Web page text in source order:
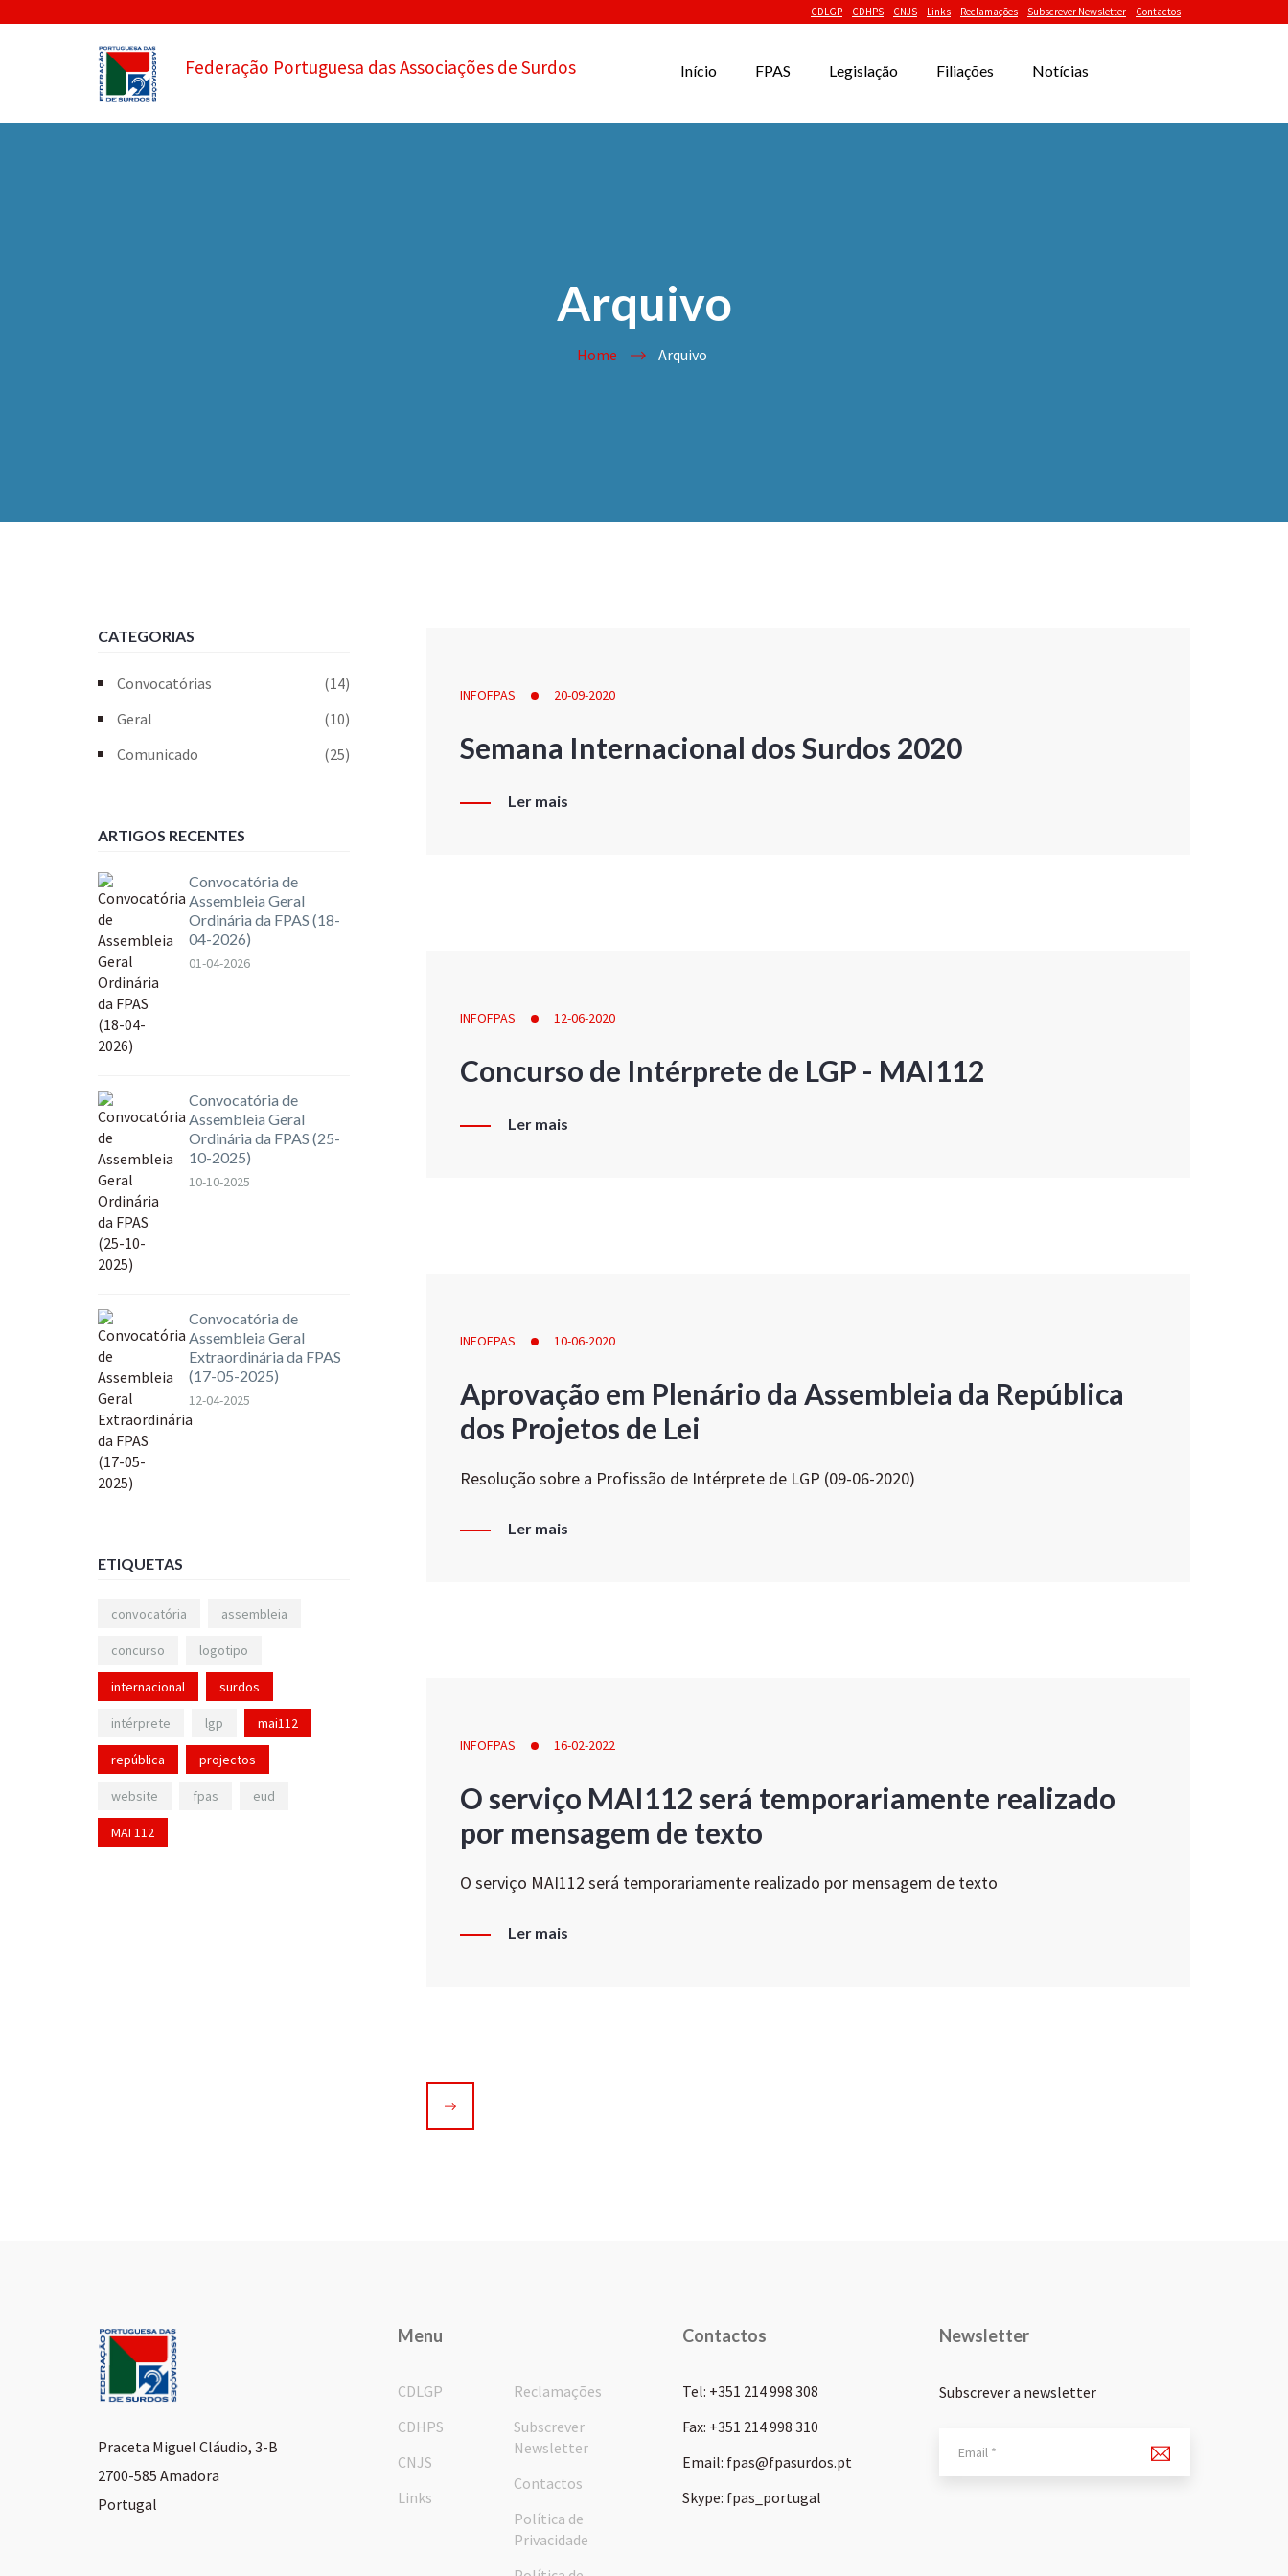
CDLGP CDHPS CNJS Links Reclamações Subscrever Newsletter Contactos
Federação Portuguesa das Associações de Surdos Início FPAS Legislação Filiações Notícias
Arquivo
Home Arquivo
INFOFPAS 20-09-2020
Semana Internacional dos Surdos 2020
Ler mais
INFOFPAS 12-06-2020
Concurso de Intérprete de LGP - MAI112
Ler mais
INFOFPAS 10-06-2020
Aprovação em Plenário da Assembleia da República
dos Projetos de Lei
Resolução sobre a Profissão de Intérprete de LGP (09-06-2020)
Ler mais
INFOFPAS 16-02-2022
O serviço MAI112 será temporariamente realizado
por mensagem de texto
O serviço MAI112 será temporariamente realizado por mensagem de texto
Ler mais
CATEGORIAS
Convocatórias
(14)
Geral
(10)
Comunicado
(25)
ARTIGOS RECENTES
Convocatória de
Assembleia Geral
Ordinária da FPAS (18-
04-2026)
01-04-2026
Convocatória de
Assembleia Geral
Ordinária da FPAS (25-
10-2025)
10-10-2025
Convocatória de
Assembleia Geral
Extraordinária da FPAS
(17-05-2025)
12-04-2025
ETIQUETAS
convocatória assembleia
concurso logotipo
internacional surdos
intérprete lgp mai112
república projectos
website fpas eud
MAI 112
Praceta Miguel Cláudio, 3-B
2700-585 Amadora
Portugal
Menu
CDLGP
CDHPS
CNJS
Links
Reclamações
Subscrever
Newsletter
Contactos
Política de
Privacidade
Contactos
Tel: +351 214 998 308
Fax: +351 214 998 310
Email: fpas@fpasurdos.pt
Skype: fpas_portugal
Newsletter
Subscrever a newsletter